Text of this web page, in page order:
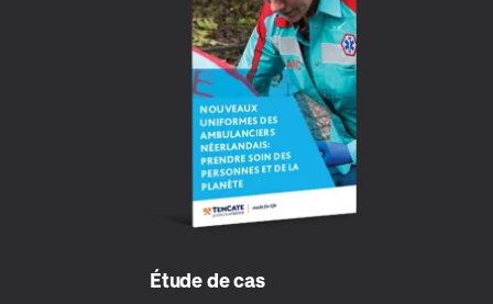
Étude de cas